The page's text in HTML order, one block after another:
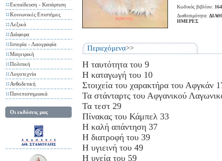
Εκπαίδευση - Κατάρτιση
Κοινωνικές Επιστήμες
Λεξικά
Διάφορα
Ιστορία - Λαογραφία
Μαγειρική
Πολιτική
Λογοτεχνία
Ανθοδετική
Πανεπιστημιακά
Οι εκδόσεις μας
Κωδικός βιβλίου:
Διαθεσιμότητα:
ΗΜΕΡΕΣ
Περιεχόμενα>>
Η ταυτότητα του 9
Η καταγωγή του 10
Στοιχεία του χαρακτήρα του Αφγκάν
Τα στάνταρτς του Αφγανικού
Τα τεστ 29
Πίνακας του Κάμπελ 33
Η καλή απάντηση 37
Η διατροφή του 39
Η υγιεινή του 49
Η υγεία του 59